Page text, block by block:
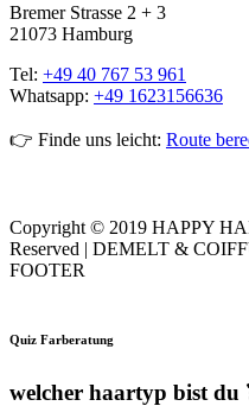
Bremer Strasse 2 + 3
21073 Hamburg
Tel: +49 40 767 53 961
Whatsapp: +49 1623156636
👉 Finde uns leicht: Route
Copyright © 2019 HAPPY
Reserved | DEMELT &
FOOTER
Quiz Farberatung
welcher haartyp bist du